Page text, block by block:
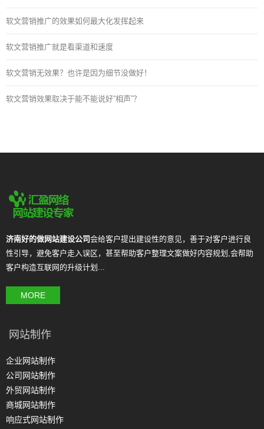
软文营销推广的效果如何最大化发挥起来
软文营销推广就是看渠道和速度
软文营销无效果？也许是因为细节没做好！
软文营销效果取决于能不能说好“相声”？
济南好的做网站建设公司会给客户提出建设性的意见，善于对客户进行良
性引导，避免客户走入误区，甚至帮助客户整理文案做好内容规划,会帮助
客户构造互联网的升级计划...
MORE
网站制作
企业网站制作
公司网站制作
外贸网站制作
商城网站制作
响应式网站制作